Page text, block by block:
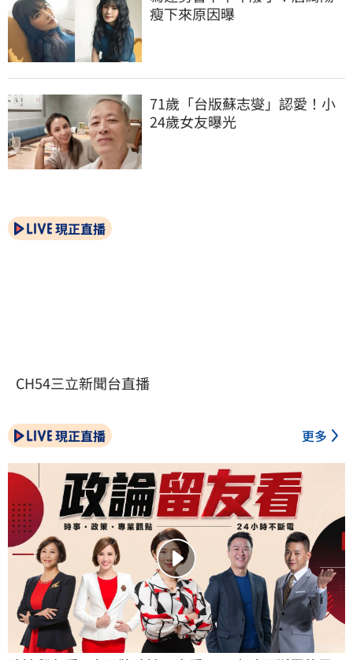
瘦下來原因曝
71歲「台版蘇志燮」認愛！小
24歲女友曝光
現正直播
CH54三立新聞台直播
現正直播 更多